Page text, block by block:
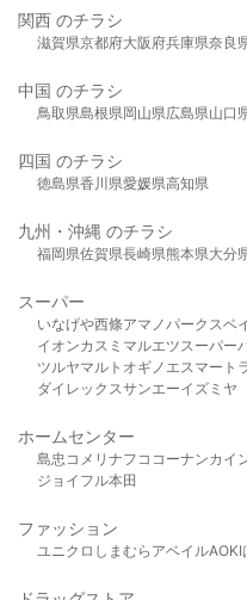
関西 のチラシ
滋賀県京都府大阪府兵庫県奈良
中国 のチラシ
鳥取県島根県岡山県広島県山口
四国 のチラシ
徳島県香川県愛媛県高知県
九州・沖縄 のチラシ
福岡県佐賀県長崎県熊本県大分
スーパー
いなげや西條アマノパークスベ
イオンカスミ マルエツスーパー
ツルヤマルト オギノ エスマート
ダイレックスサンエーイズミヤ
ホームセンター
島忠 コメリ ナフコ コーナンカイ
ジョイフル本田
ファッション
ユニクロ しまむら アベイルAOKI